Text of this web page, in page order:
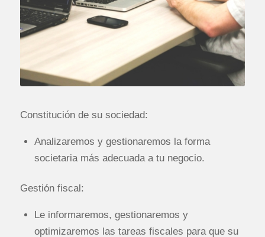
Constitución de su sociedad:
Analizaremos y gestionaremos la forma
societaria más adecuada a tu negocio.
Gestión fiscal:
Le informaremos, gestionaremos y
optimizaremos las tareas fiscales para que su